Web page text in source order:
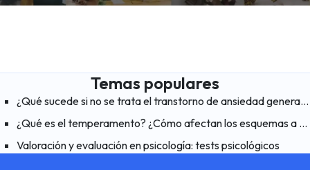
Temas populares
¿Qué sucede si no se trata el transtorno de ansiedad generalizada?
¿Qué es el temperamento? ¿Cómo afectan los esquemas a nuestro temperamento?
Valoración y evaluación en psicología: tests psicológicos